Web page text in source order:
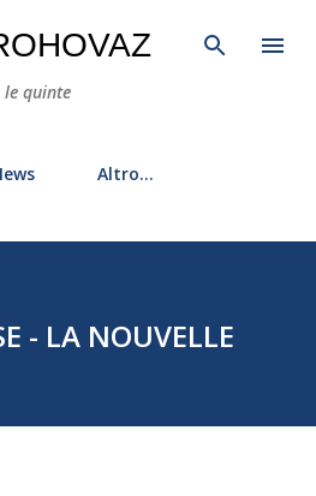
ai contenuti principali
le quinte
Altro…
- LA NOUVELLE